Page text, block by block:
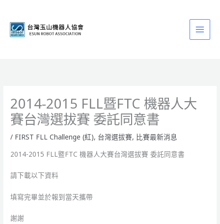
2014-2015 FLL暨FTC 機器人大
賽台灣選拔賽 委託同意書
/ FIRST FLL Challenge (紅), 台灣選拔賽, 比賽最新消息
2014-2015 FLL暨FTC 機器人大賽台灣選拔賽 委託同意書
請下載以下資料
填寫完畢並於報到當天攜帶
謝謝